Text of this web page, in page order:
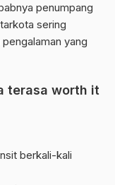
penumpang
sering
yang
terasa worth it
berkali-kali